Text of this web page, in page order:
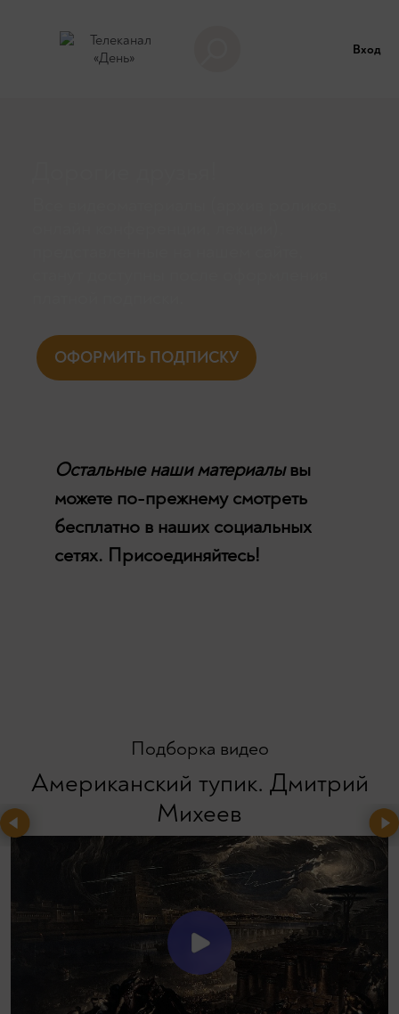
Вход
ОФОРМИТЬ ПОДПИСКУ
Остальные наши материалывы
можете по-прежнему смотреть
бесплатно в наших социальных
сетях. Присоединяйтесь!
Подборка видео
Американский тупик. Дмитрий
Михеев